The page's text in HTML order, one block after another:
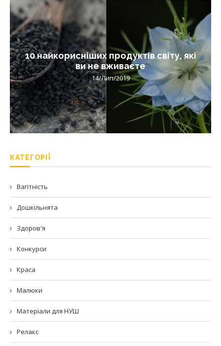
10 найкорисніших продуктів світу, які
ви не вживаєте
14/Лип/2019
КАТЕГОРІЇ
Вагітність
Дошкільнята
Здоров'я
Конкурси
Краса
Малюки
Матеріали для НУШ
Релакс